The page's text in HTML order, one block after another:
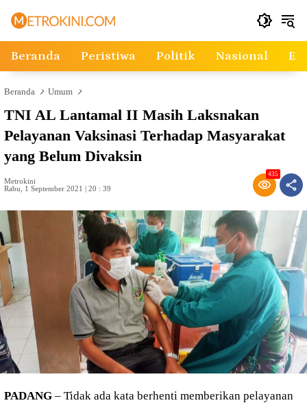
Beranda Peristiwa Politik Nasional
Beranda Umum
TNI AL Lantamal II Masih Laksnakan
Pelayanan Vaksinasi Terhadap Masyarakat
yang Belum Divaksin
Metrokini
Rabu, 1 September 2021 | 20 : 39
435
PADANG – Tidak ada kata berhenti memberikan pelayanan